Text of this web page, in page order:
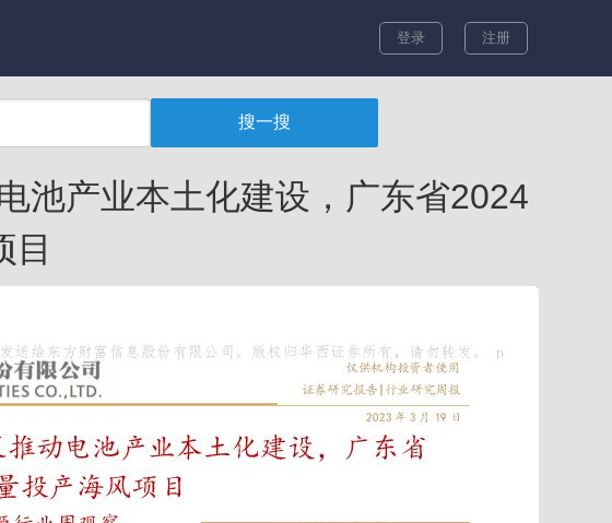
登录 注册
池产业本土化建设，广东省2024
目